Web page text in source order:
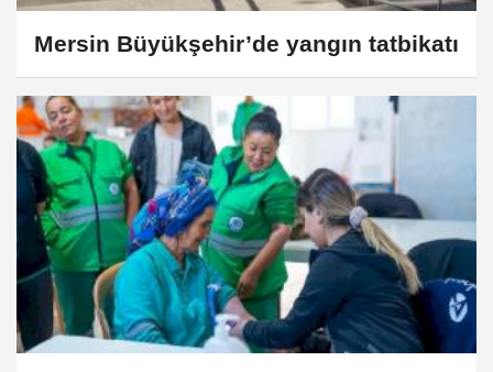
Mersin Büyükşehir’de yangın tatbikatı